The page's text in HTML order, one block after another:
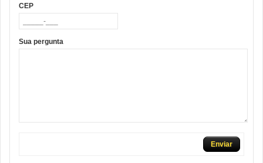
CEP
Sua pergunta
Enviar